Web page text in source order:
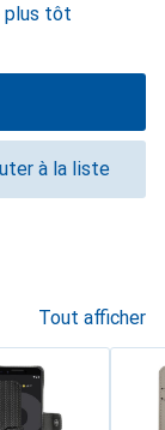
plus tôt
à la liste
Tout afficher